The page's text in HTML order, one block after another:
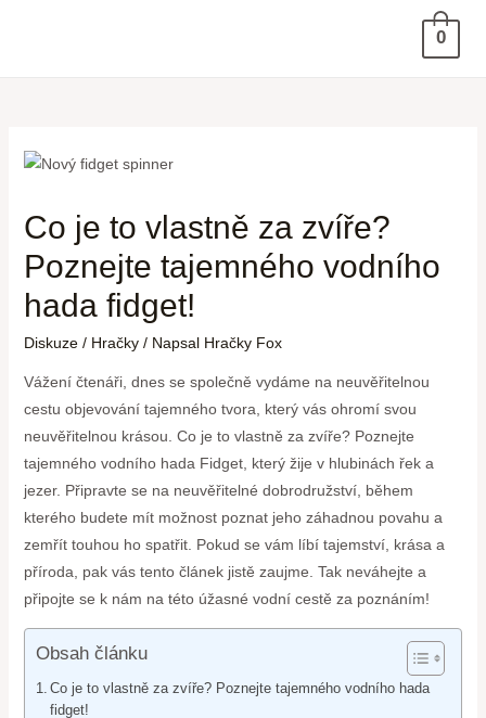
0
Co je to vlastně za zvíře?
Poznejte tajemného vodního
hada fidget!
Diskuze / Hračky/ Napsal Hračky Fox
Vážení čtenáři, dnes se společně vydáme na neuvěřitelnou
cestu objevování tajemného tvora, který vás ohromí svou
neuvěřitelnou krásou. Co je to vlastně za zvíře? Poznejte
tajemného vodního hada Fidget, který žije v hlubinách řek a
jezer. Připravte se na neuvěřitelné dobrodružství, během
kterého budete mít možnost poznat jeho záhadnou povahu a
zemřít touhou ho spatřit. Pokud se vám líbí tajemství, krása a
příroda, pak vás tento článek jistě zaujme. Tak neváhejte a
připojte se k nám na této úžasné vodní cestě za poznáním!
Obsah článku
Co je to vlastně za zvíře? Poznejte tajemného vodního hada
fidget!